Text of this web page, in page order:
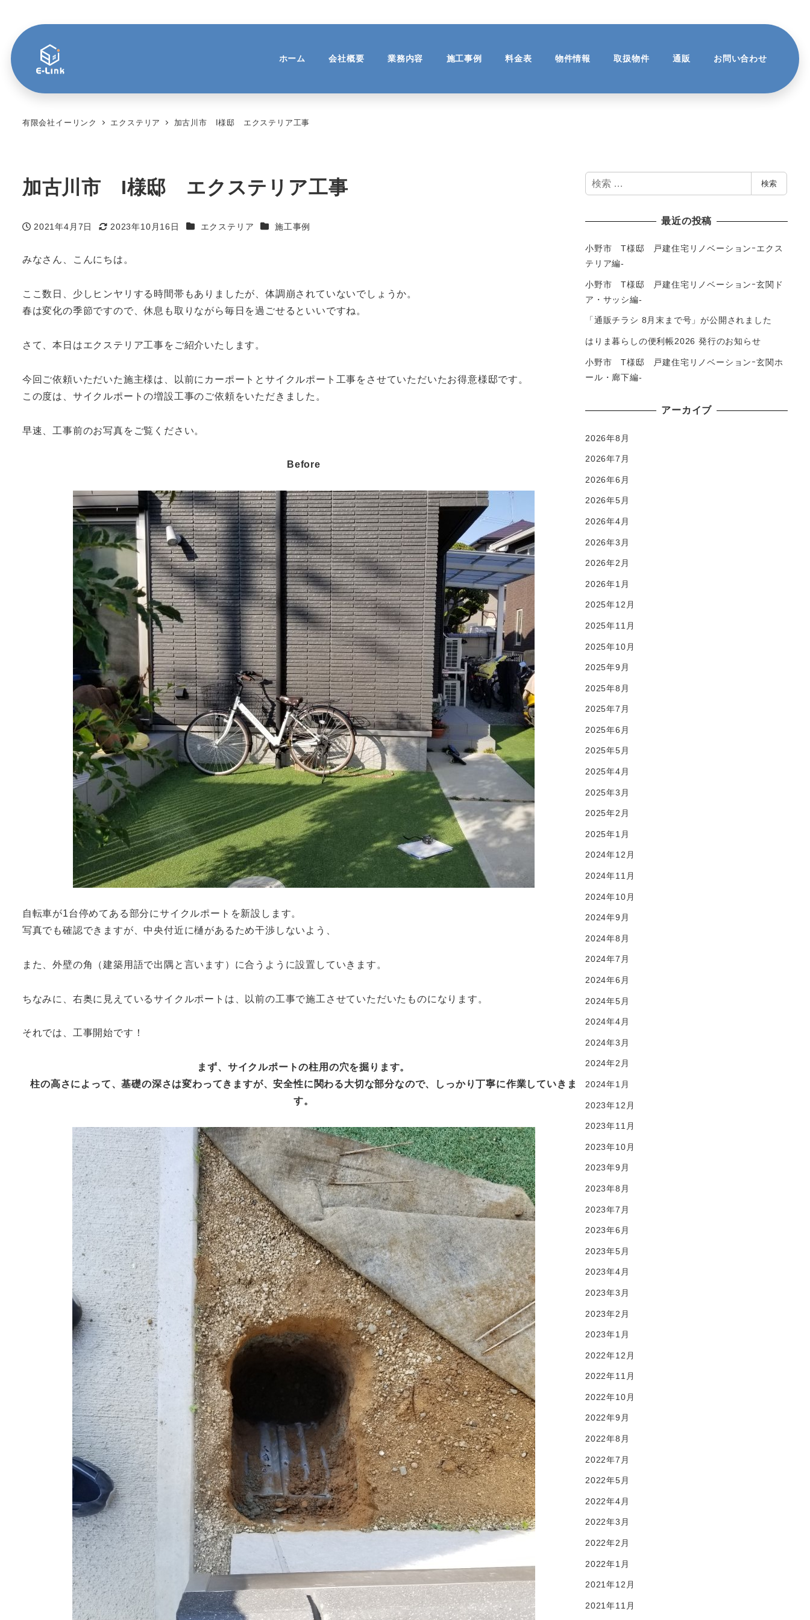
ホーム 会社概要 業務内容 施工事例 料金表 物件情報 取扱物件 通販 お問い合わせ
有限会社イーリンク エクステリア 加古川市 I様邸 エクステリア工事
加古川市 I様邸 エクステリア工事
投稿日
2021年4月7日
更新日
2023年10月16日 カテゴリー
エクステリア カテゴリー
施工事例
みなさん、こんにちは。
ここ数日、少しヒンヤリする時間帯もありましたが、体調崩されていないでしょうか。
春は変化の季節ですので、休息も取りながら毎日を過ごせるといいですね。
さて、本日はエクステリア工事をご紹介いたします。
今回ご依頼いただいた施主様は、以前にカーポートとサイクルポート工事をさせていただいたお得意様邸です。
この度は、サイクルポートの増設工事のご依頼をいただきました。
早速、工事前のお写真をご覧ください。
Before
自転車が1台停めてある部分にサイクルポートを新設します。
写真でも確認できますが、中央付近に樋があるため干渉しないよう、
また、外壁の角（建築用語で出隅と言います）に合うように設置していきます。
ちなみに、右奥に見えているサイクルポートは、以前の工事で施工させていただいたものになります。
それでは、工事開始です！
まず、サイクルポートの柱用の穴を掘ります。
柱の高さによって、基礎の深さは変わってきますが、安全性に関わる大切な部分なので、しっかり丁寧に作業していきま
す。
検
索
検索
最近の投稿
小野市 T様邸 戸建住宅リノベーションｰエクス
テリア編-
小野市 T様邸 戸建住宅リノベーションｰ玄関ド
ア・サッシ編-
「通販チラシ 8月末まで号」が公開されました
はりま暮らしの便利帳2026 発行のお知らせ
小野市 T様邸 戸建住宅リノベーションｰ玄関ホ
ール・廊下編-
アーカイブ
2026年8月
2026年7月
2026年6月
2026年5月
2026年4月
2026年3月
2026年2月
2026年1月
2025年12月
2025年11月
2025年10月
2025年9月
2025年8月
2025年7月
2025年6月
2025年5月
2025年4月
2025年3月
2025年2月
2025年1月
2024年12月
2024年11月
2024年10月
2024年9月
2024年8月
2024年7月
2024年6月
2024年5月
2024年4月
2024年3月
2024年2月
2024年1月
2023年12月
2023年11月
2023年10月
2023年9月
2023年8月
2023年7月
2023年6月
2023年5月
2023年4月
2023年3月
2023年2月
2023年1月
2022年12月
2022年11月
2022年10月
2022年9月
2022年8月
2022年7月
2022年5月
2022年4月
2022年3月
2022年2月
2022年1月
2021年12月
2021年11月